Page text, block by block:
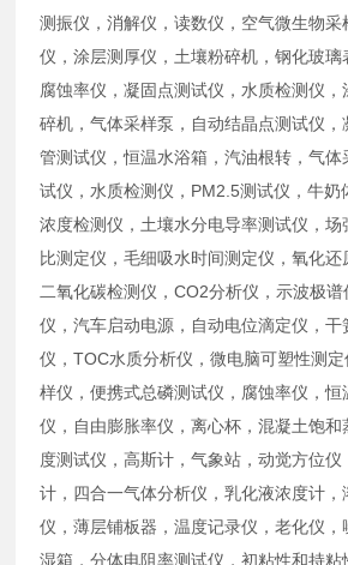
测振仪，消解仪，读数仪，空气微生物
仪，涂层测厚仪，土壤粉碎机，钢化玻璃
腐蚀率仪，凝固点测试仪，水质检测仪
碎机，气体采样泵，自动结晶点测试仪
管测试仪，恒温水浴箱，汽油根转，气体
试仪，水质检测仪，PM2.5测试仪，牛奶
浓度检测仪，土壤水分电导率测试仪，
比测定仪，毛细吸水时间测定仪，氧化还
二氧化碳检测仪，CO2分析仪，示波极
仪，汽车启动电源，自动电位滴定仪，
仪，TOC水质分析仪，微电脑可塑性测
样仪，便携式总磷测试仪，腐蚀率仪，恒
仪，自由膨胀率仪，离心杯，混凝土饱和
度测试仪，高斯计，气象站，动觉方位
计，四合一气体分析仪，乳化液浓度计
仪，薄层铺板器，温度记录仪，老化仪，
湿箱，分体电阻率测试仪，初粘性和持